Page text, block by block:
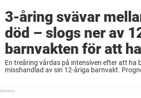
3-åring svävar
död – slogs ner av
barnvakten för att
En treåring vårdas på intensiven efter att ha
misshandlad av sin 12-åriga barnvakt.